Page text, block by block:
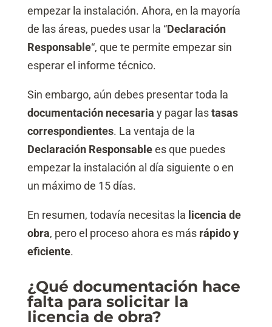
empezar la instalación. Ahora, en la mayoría
de las áreas, puedes usar la “Declaración
Responsable“, que te permite empezar sin
esperar el informe técnico.
Sin embargo, aún debes presentar toda la
documentación necesaria y pagar lastasas
correspondientes. La ventaja de la
Declaración Responsablees que puedes
empezar la instalación al día siguiente o en
un máximo de 15 días.
En resumen, todavía necesitas la licencia de
obra, pero el proceso ahora es más rápido y
eficiente.
¿Qué documentación hace
falta para solicitar la
licencia de obra?